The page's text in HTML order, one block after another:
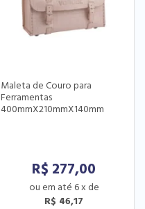
Maleta de Couro para
Ferramentas
400mmX210mmX140mm
R$ 277,00
6x de
R$ 46,17